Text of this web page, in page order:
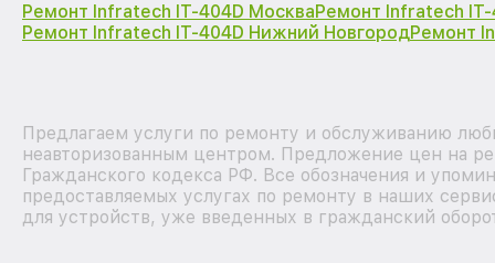
Ремонт Infratech IT-404D МоскваРемонт Infratech
Ремонт Infratech IT-404D Нижний НовгородРемонт
Предлагаем услуги по ремонту и обслуживанию
неавторизованным центром. Предложение цен на
Гражданского кодекса РФ. Все обозначения и
предоставляемых услугах по ремонту в наших
для устройств, уже введенных в гражданский